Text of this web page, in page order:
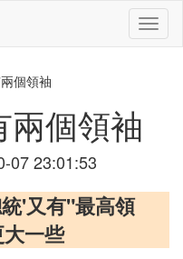
切
換
個領袖
兩個領袖
07 23:01:53
'又有"最高領
一些